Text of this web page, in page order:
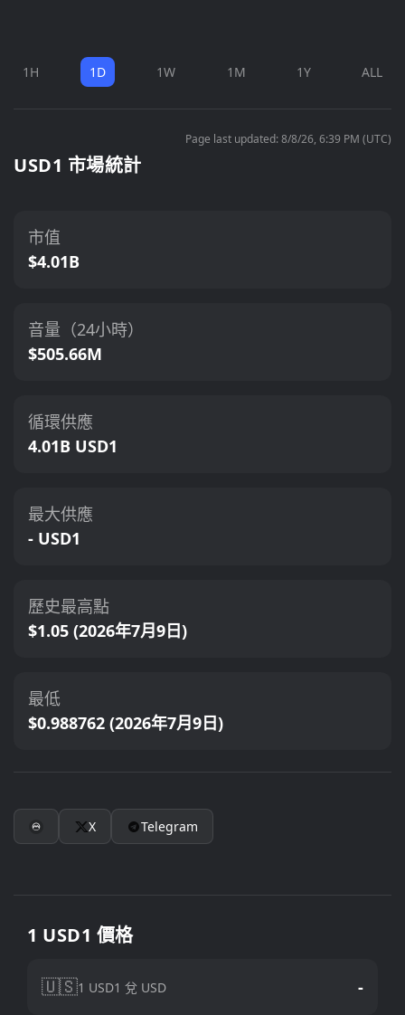
1H 1D 1W 1M 1Y ALL
Page last updated: 8/8/26, 6:39 PM (UTC)
USD1 市場統計
市值
$4.01B
音量（24小時）
$505.66M
循環供應
4.01B USD1
最大供應
- USD1
歷史最高點
$1.05 (2026年7月9日)
最低
$0.988762 (2026年7月9日)
X Telegram
1 USD1 價格
🇺🇸1 USD1 兌 USD -